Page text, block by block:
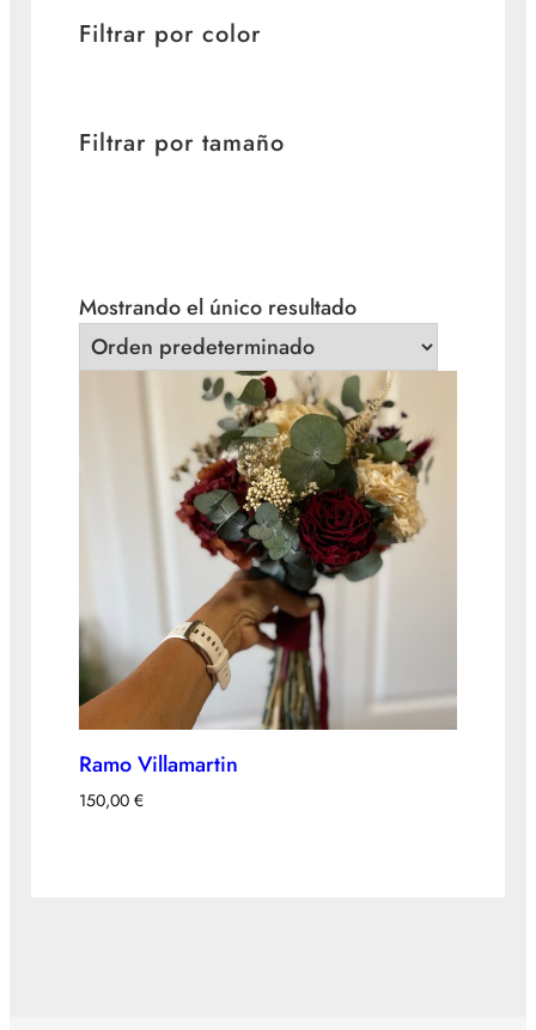
Filtrar por color
Filtrar por tamaño
Mostrando el único resultado
Ramo Villamartin
150,00 €